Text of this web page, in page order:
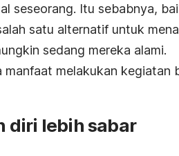
seseorang. Itu sebabnya,
satu alternatif untuk
sedang mereka alami.
manfaat melakukan kegiatan
diri lebih sabar